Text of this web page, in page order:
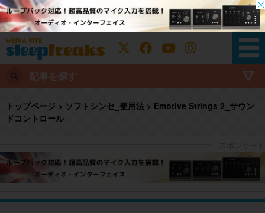
記事を探す
トップページ > ソフトシンセ_使用法 > Emotive Strings 2_サウン
ドコントロール